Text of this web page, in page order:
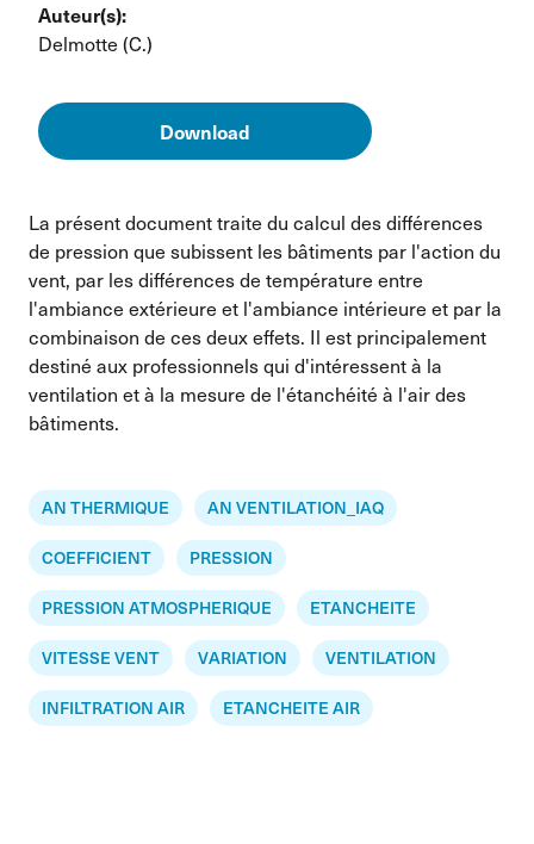
Auteur(s):
Delmotte (C.)
Download
La présent document traite du calcul des différences
de pression que subissent les bâtiments par l'action du
vent, par les différences de température entre
l'ambiance extérieure et l'ambiance intérieure et par la
combinaison de ces deux effets. Il est principalement
destiné aux professionnels qui d'intéressent à la
ventilation et à la mesure de l'étanchéité à l'air des
bâtiments.
AN THERMIQUE
AN VENTILATION_IAQ
COEFFICIENT
PRESSION
PRESSION ATMOSPHERIQUE
ETANCHEITE
VITESSE VENT
VARIATION
VENTILATION
INFILTRATION AIR
ETANCHEITE AIR